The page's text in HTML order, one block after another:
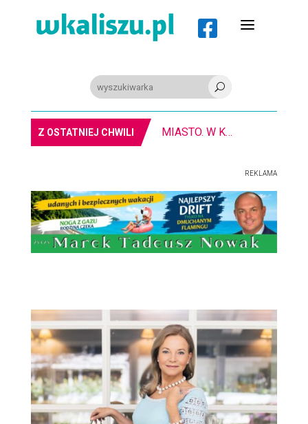
 a
U
Z OSTATNIEJ CHWILI MIASTO. W Kaliszu kręcą film. Zmiany w kursowaniu autobusów KLA
REKLAMA